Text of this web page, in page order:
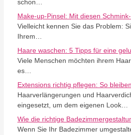
schon…
Make-up-Pinsel: Mit diesen
Vielleicht kennen Sie das Problem:
Ihrem…
Haare waschen: 5 Tipps für eine
Viele Menschen möchten ihrem
es…
Extensions richtig pflegen: So
Haarverlängerungen und
eingesetzt, um dem eigenen Look…
Wie die richtige
Wenn Sie Ihr Badezimmer